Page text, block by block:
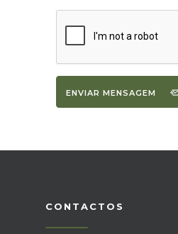
ENVIAR MENSAGEM
CONTACTOS